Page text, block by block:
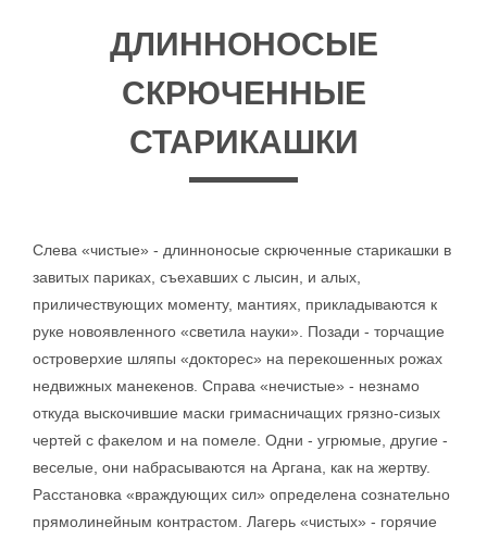
ДЛИННОНОСЫЕ
СКРЮЧЕННЫЕ
СТАРИКАШКИ
Слева «чистые» - длинноносые скрюченные старикашки в
завитых париках, съехавших с лысин, и алых,
приличествующих моменту, мантиях, прикладываются к
руке новоявленного «светила науки». Позади - торчащие
островерхие шляпы «докторес» на перекошенных рожах
недвижных манекенов. Справа «нечистые» - незнамо
откуда выскочившие маски гримасничащих грязно-сизых
чертей с факелом и на помеле. Одни - угрюмые, другие -
веселые, они набрасываются на Аргана, как на жертву.
Расстановка «враждующих сил» определена сознательно
прямолинейным контрастом. Лагерь «чистых» - горячие